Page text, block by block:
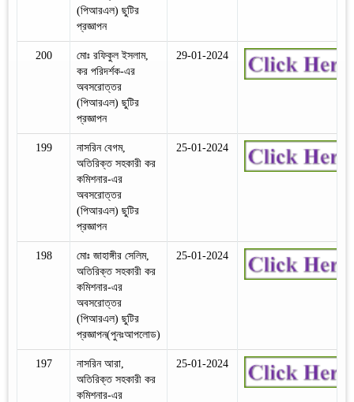
(পিআরএল) ছুটির
প্রজ্ঞাপন
200
মোঃ রফিকুল ইসলাম,
কর পরিদর্শক-এর
অবসরোত্তর
(পিআরএল) ছুটির
প্রজ্ঞাপন
29-01-2024
199
নাসরিন বেগম,
অতিরিক্ত সহকারী কর
কমিশনার-এর
অবসরোত্তর
(পিআরএল) ছুটির
প্রজ্ঞাপন
25-01-2024
198
মোঃ জাহাঙ্গীর সেলিম,
অতিরিক্ত সহকারী কর
কমিশনার-এর
অবসরোত্তর
(পিআরএল) ছুটির
প্রজ্ঞাপন(পুনঃআপলোড)
25-01-2024
197
নাসরিন আরা,
অতিরিক্ত সহকারী কর
কমিশনার-এর
25-01-2024